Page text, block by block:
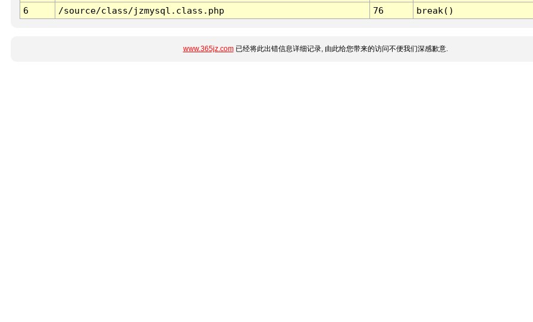
6
/source/class/jzmysql.class.php 76 break()
www.365jz.com已经将此出错信息详细记录, 由此给您带来的访问不便我们深感歉意.